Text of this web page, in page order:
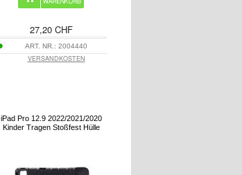
27,20 CHF
ART. NR.:2004440
VERSANDKOSTEN
iPad Pro 12.9 2022/2021/2020
Kinder Tragen Stoßfest Hülle